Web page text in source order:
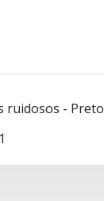
ruidosos - Preto